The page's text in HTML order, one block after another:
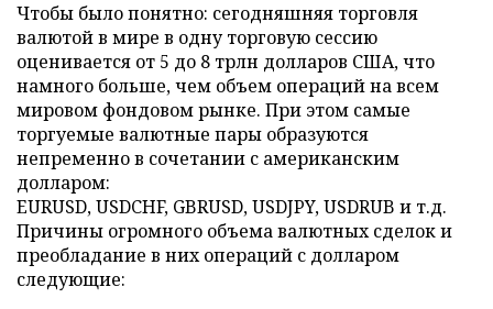
Чтобы было понятно: сегодняшняя торговля
валютой в мире в одну торговую сессию
оценивается от 5 до 8 трлн долларов США, что
намного больше, чем объем операций на всем
мировом фондовом рынке. При этом самые
торгуемые валютные пары образуются
непременно в сочетании с американским
долларом:
EURUSD, USDCHF, GBRUSD, USDJPY, USDRUB и т.д.
Причины огромного объема валютных сделок и
преобладание в них операций с долларом
следующие: